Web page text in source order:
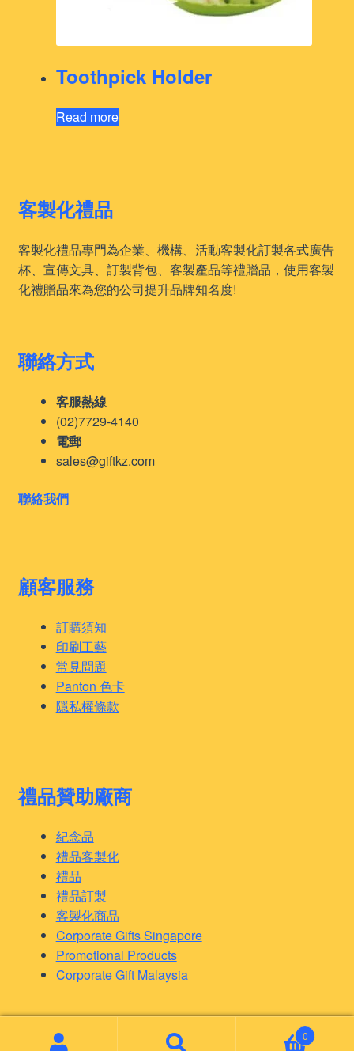
Toothpick Holder
Read more
客製化禮品
客製化禮品專門為企業、機構、活動客製化訂製各式廣告
杯、宣傳文具、訂製背包、客製產品等禮贈品，使用客製
化禮贈品來為您的公司提升品牌知名度!
聯絡方式
客服熱線
(02)7729-4140
電郵
sales@giftkz.com
聯絡我們
顧客服務
訂購須知
印刷工藝
常見問題
Panton 色卡
隱私權條款
禮品贊助廠商
紀念品
禮品客製化
禮品
禮品訂製
客製化商品
Corporate Gifts Singapore
Promotional Products
Corporate Gift Malaysia
© 客製化禮品 2026 0